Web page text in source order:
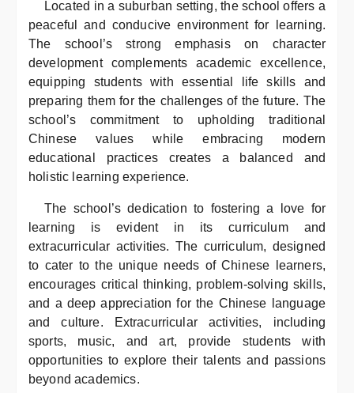
Located in a suburban setting, the school offers a
peaceful and conducive environment for learning.
The school’s strong emphasis on character
development complements academic excellence,
equipping students with essential life skills and
preparing them for the challenges of the future. The
school’s commitment to upholding traditional
Chinese values while embracing modern
educational practices creates a balanced and
holistic learning experience.
The school’s dedication to fostering a love for
learning is evident in its curriculum and
extracurricular activities. The curriculum, designed
to cater to the unique needs of Chinese learners,
encourages critical thinking, problem-solving skills,
and a deep appreciation for the Chinese language
and culture. Extracurricular activities, including
sports, music, and art, provide students with
opportunities to explore their talents and passions
beyond academics.